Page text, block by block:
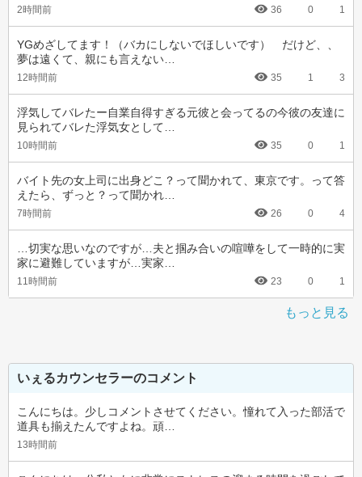
2時間前 36 0 1
YGめざしてます！（バカにしないでほしいです）　だけど、、
夢は遠くて、親にも言えない…
12時間前 35 1 3
浮気してバレたー自業自得すぎる元彼と会ってるの今彼の友達に
見られてバレた浮気女として…
10時間前 35 0 1
バイト先の女上司に出身どこ？って聞かれて、東京です。って答
えたら、ずっと？って聞かれ…
7時間前 26 0 4
…切実な思いなのですが…夫と掴み合いの喧嘩をして一時的に実
家に避難していますが…実家…
11時間前 23 0 1
もっと見る
いぇるカウンセラーのコメント
こんにちは。少しコメントさせてください。憧れて入った部活で
道具も揃えたんですよね。頑…
13時間前